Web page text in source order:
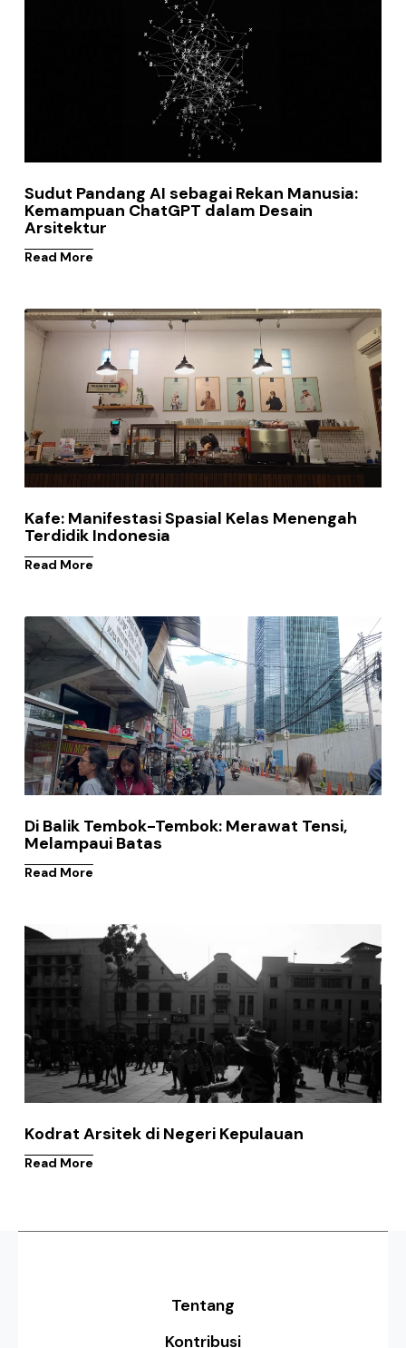
Sudut Pandang AI sebagai Rekan Manusia:
Kemampuan ChatGPT dalam Desain
Arsitektur
Read More
Kafe: Manifestasi Spasial Kelas Menengah
Terdidik Indonesia
Read More
Di Balik Tembok-Tembok: Merawat Tensi,
Melampaui Batas
Read More
Kodrat Arsitek di Negeri Kepulauan
Read More
Tentang
Kontribusi